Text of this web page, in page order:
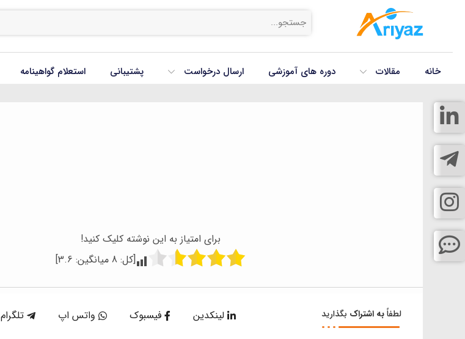
خانه مقالات دوره های آموزشی ارسال درخواست پشتیبانی استعلام گواهینامه
برای امتیاز به این نوشته کلیک کنید!
[کل:8 میانگین: 3.6
]
لطفاًبه اشتراک بگذارید لینکدین فیسبوک واتس اپ تلگرام